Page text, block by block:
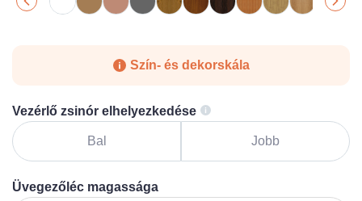
Szín- és dekorskála
Vezérlő zsinór elhelyezkedése
Bal Jobb
Üvegezőléc magassága